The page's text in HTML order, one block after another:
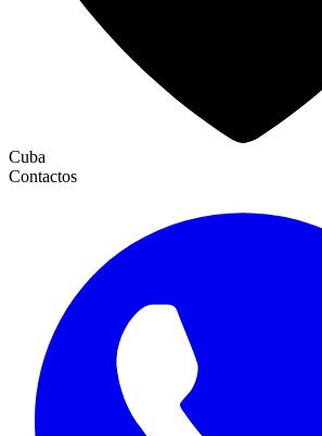
Cuba
Contactos